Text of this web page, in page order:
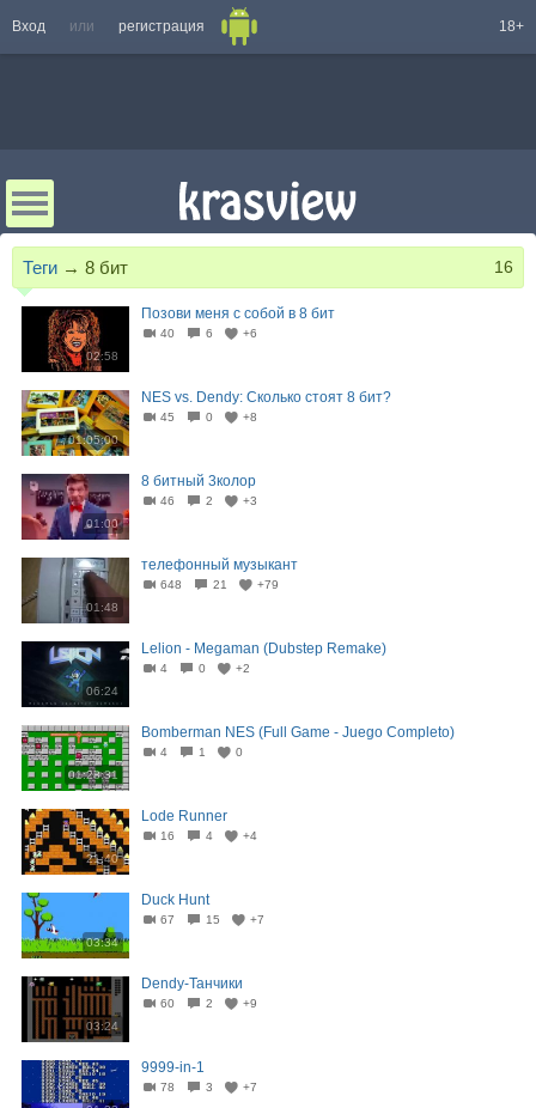
Вход или регистрация 18+
Теги → 8 бит 16
02:58
Позови меня с собой в 8 бит
40 6 +6
01:05:00
NES vs. Dendy: Сколько стоят 8 бит?
45 0 +8
01:00
8 битный 3колор
46 2 +3
01:48
телефонный музыкант
648 21 +79
06:24
Lelion - Megaman (Dubstep Remake)
4 0 +2
01:28:31
Bomberman NES (Full Game - Juego Completo)
4 1 0
21:40
Lode Runner
16 4 +4
03:34
Duck Hunt
67 15 +7
03:24
Dendy-Танчики
60 2 +9
9999-in-1
78 3 +7